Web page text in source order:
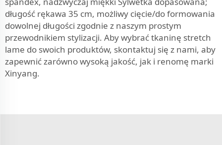
długość rękawa 35 cm, możliwy cięcie/do formowania
dowolnej długości zgodnie z naszym prostym
przewodnikiem stylizacji. Aby wybrać tkaninę stretch
lame do swoich produktów, skontaktuj się z nami, aby
zapewnić zarówno wysoką jakość, jak i renomę marki
Xinyang.